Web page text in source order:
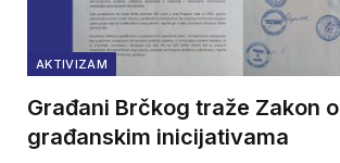
AKTIVIZAM
Građani Brčkog traže Zakon o
građanskim inicijativama